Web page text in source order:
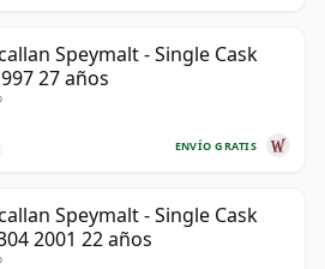
Speymalt - Single Cask
27 años
ENVÍO GRATIS
Speymalt - Single Cask
2001 22 años